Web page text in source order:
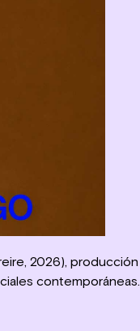
2026), producción
contemporáneas.